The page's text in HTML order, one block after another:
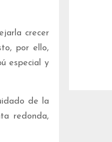
crecer
por ello,
especial y
de la
redonda,